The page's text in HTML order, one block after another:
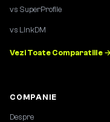
vs SuperProfile
vs LinkDM
Vezi Toate Comparatiile →
COMPANIE
Despre